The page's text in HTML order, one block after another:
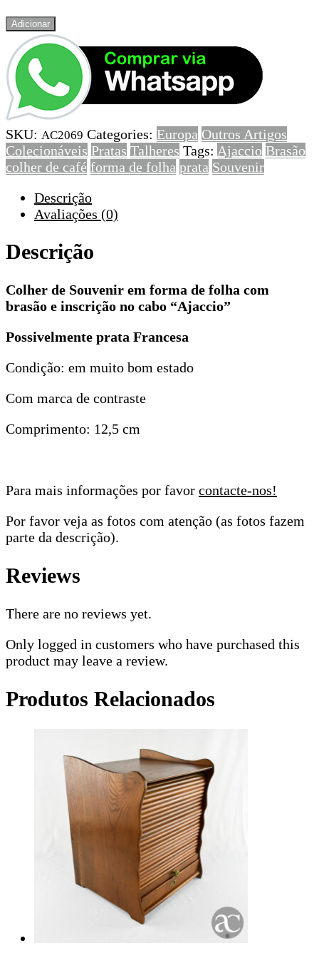
Quantidade
Colher
de
Souvenir
em
forma
de
folha
com
inscrição
cabo
Adicionar
SKU: AC2069 Categories: Europa Outros Artigos
Colecionáveis Pratas Talheres Tags: Ajaccio Brasão
colher de café forma de folha prata Souvenir
Descrição
Avaliações (0)
Descrição
Colher de Souvenir em forma de folha com
brasão e inscrição no cabo “Ajaccio”
Possivelmente prata Francesa
Condição: em muito bom estado
Com marca de contraste
Comprimento: 12,5 cm
Para mais informações por favor contacte-nos!
Por favor veja as fotos com atenção (as fotos fazem
parte da descrição).
Reviews
There are no reviews yet.
Only logged in customers who have purchased this
product may leave a review.
Produtos Relacionados